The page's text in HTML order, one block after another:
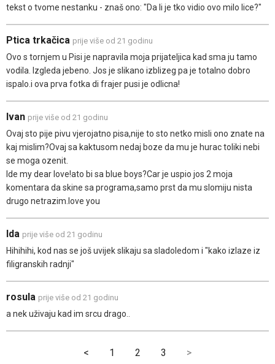
tekst o tvome nestanku - znaš ono: "Da li je tko vidio ovo milo lice?"
Ptica trkačica prije više od 21 godinu
Ovo s tornjem u Pisi je napravila moja prijateljica kad sma ju tamo
vodila. Izgleda jebeno. Jos je slikano izblizeg pa je totalno dobro
ispalo.i ova prva fotka di frajer pusi je odlicna!
Ivan prije više od 21 godinu
Ovaj sto pije pivu vjerojatno pisa,nije to sto netko misli ono znate na
kaj mislim?Ovaj sa kaktusom nedaj boze da mu je hurac toliki nebi
se moga ozenit.
Ide my dear love!ato bi sa blue boys?Car je uspio jos 2 moja
komentara da skine sa programa,samo prst da mu slomiju nista
drugo netrazim.love you
Ida prije više od 21 godinu
Hihihihi, kod nas se još uvijek slikaju sa sladoledom i "kako izlaze iz
filigranskih radnji"
rosula prije više od 21 godinu
a nek uživaju kad im srcu drago..
< 1 2 3 >